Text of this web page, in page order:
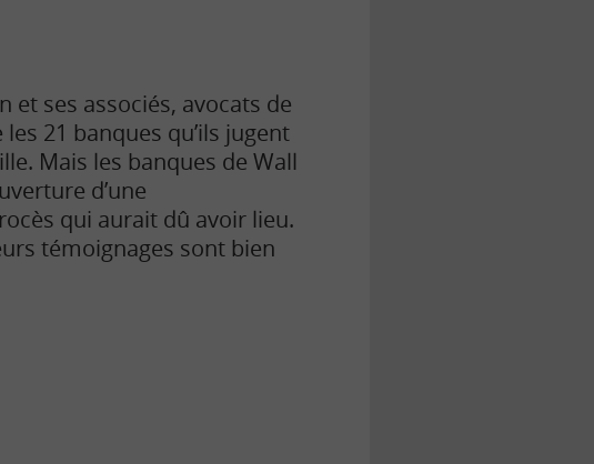
et ses associés, avocats de
21 banques qu’ils jugent
Mais les banques de Wall
d’une
qui aurait dû avoir lieu.
témoignages sont bien